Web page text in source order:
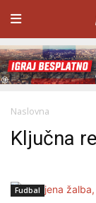
Naslovna
Ključna
Fudbal